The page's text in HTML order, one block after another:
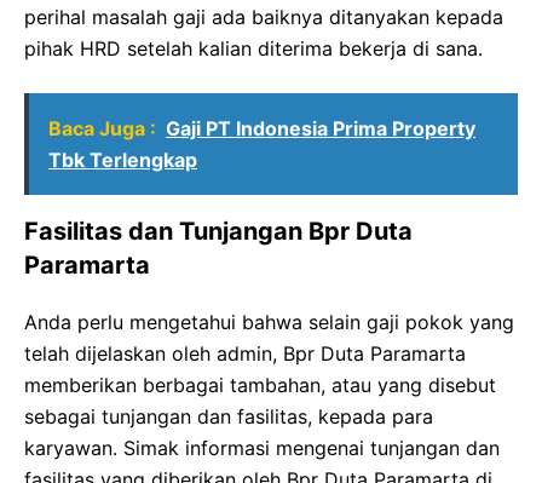
perihal masalah gaji ada baiknya ditanyakan kepada
pihak HRD setelah kalian diterima bekerja di sana.
Baca Juga : Gaji PT Indonesia Prima Property
Tbk Terlengkap
Fasilitas dan Tunjangan Bpr Duta
Paramarta
Anda perlu mengetahui bahwa selain gaji pokok yang
telah dijelaskan oleh admin, Bpr Duta Paramarta
memberikan berbagai tambahan, atau yang disebut
sebagai tunjangan dan fasilitas, kepada para
karyawan. Simak informasi mengenai tunjangan dan